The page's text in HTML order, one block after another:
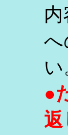
へ
い
●